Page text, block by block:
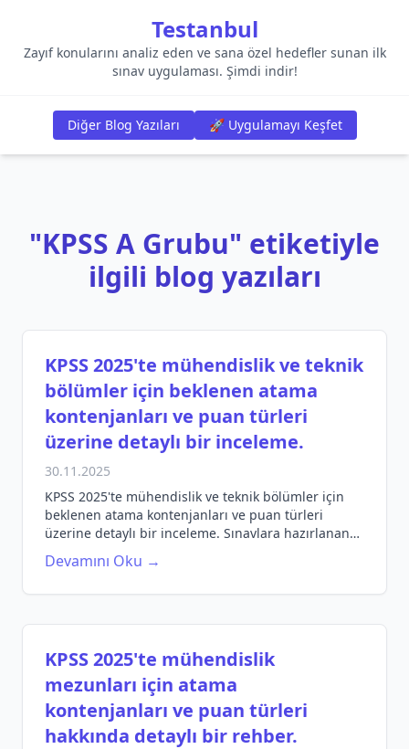
Testanbul
Zayıf konularını analiz eden ve sana özel hedefler sunan ilk
sınav uygulaması. Şimdi indir!
Diğer Blog Yazıları 🚀 Uygulamayı Keşfet
"KPSS A Grubu" etiketiyle
ilgili blog yazıları
KPSS 2025'te mühendislik ve teknik
bölümler için beklenen atama
kontenjanları ve puan türleri
üzerine detaylı bir inceleme.
30.11.2025
KPSS 2025'te mühendislik ve teknik bölümler için
beklenen atama kontenjanları ve puan türleri
üzerine detaylı bir inceleme. Sınavlara hazırlanan
öğrencilere rehberlik edecek bilgiler.
Devamını Oku →
KPSS 2025'te mühendislik
mezunları için atama
kontenjanları ve puan türleri
hakkında detaylı bir rehber.